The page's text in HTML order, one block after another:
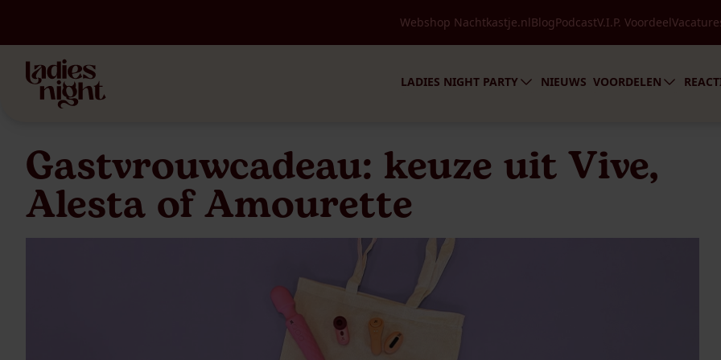
Webshop Nachtkastje.nlBlogPodcastV.I.P. Voordeel
LADIES NIGHT PARTY
Over LadiesNight
Party boeken
NIEUWS VOORDELEN
V.I.P
Gastvrouwcadeau: keuze uit Vive,
Alesta of Amourette